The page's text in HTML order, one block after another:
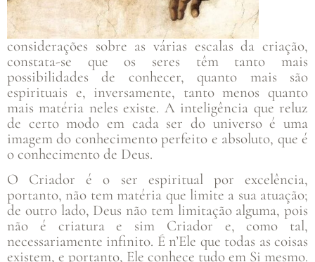
considerações sobre as várias escalas da criação,
constata-se que os seres têm tanto mais
possibilidades de conhecer, quanto mais são
espirituais e, inversamente, tanto menos quanto
mais matéria neles existe. A inteligência que reluz
de certo modo em cada ser do universo é uma
imagem do conhecimento perfeito e absoluto, que é
o conhecimento de Deus.
O Criador é o ser espiritual por excelência,
portanto, não tem matéria que limite a sua atuação;
de outro lado, Deus não tem limitação alguma, pois
não é criatura e sim Criador e, como tal,
necessariamente infinito. É n’Ele que todas as coisas
existem, e portanto, Ele conhece tudo em Si mesmo.